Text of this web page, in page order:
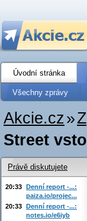
Úvodní stránka
Všechny zprávy
Akcie.cz»
Street
Právě diskutujete
20:33 Denní report -...:
paiza.io/projec...
20:33 Denní report -...:
notes.io/e6iyb